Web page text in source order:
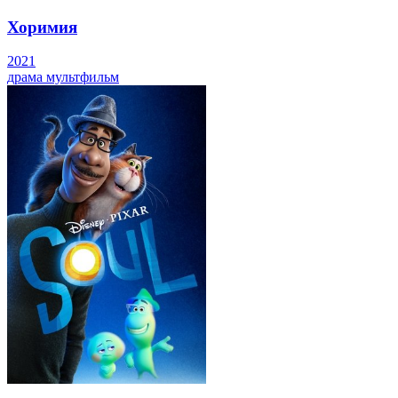
Хоримия
2021
драма мультфильм